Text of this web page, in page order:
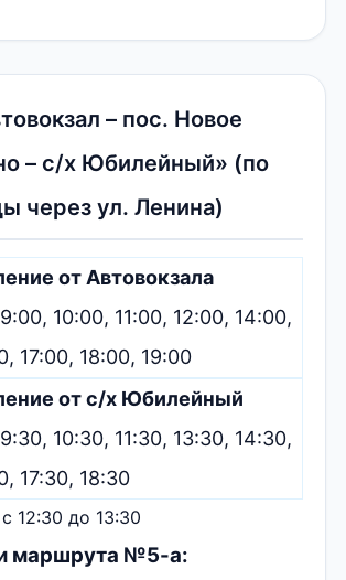
– пос. Новое
– с/х Юбилейный» (по
через ул. Ленина)
от Автовокзала
10:00, 11:00, 12:00, 14:00,
17:00, 18:00, 19:00
от с/х Юбилейный
10:30, 11:30, 13:30, 14:30,
17:30, 18:30
12:30 до 13:30
маршрута №5-а: